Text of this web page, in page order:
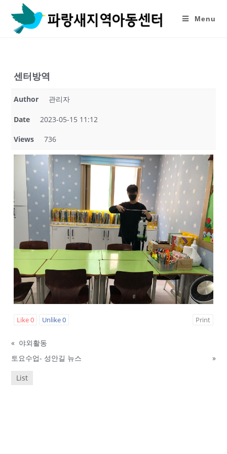
content
Menu
센터방역
Author 관리자
Date 2023-05-15 11:12
Views 736
Like0 Unlike0 Print
« 야외활동
토요수업- 성안길 뉴스
»
List